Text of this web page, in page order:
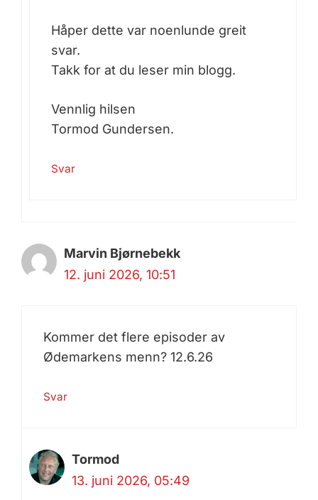
Håper dette var noenlunde greit
svar.
Takk for at du leser min blogg.
Vennlig hilsen
Tormod Gundersen.
Svar
Marvin Bjørnebekk
12. juni 2026, 10:51
Kommer det flere episoder av
Ødemarkens menn? 12.6.26
Svar
Tormod
13. juni 2026, 05:49